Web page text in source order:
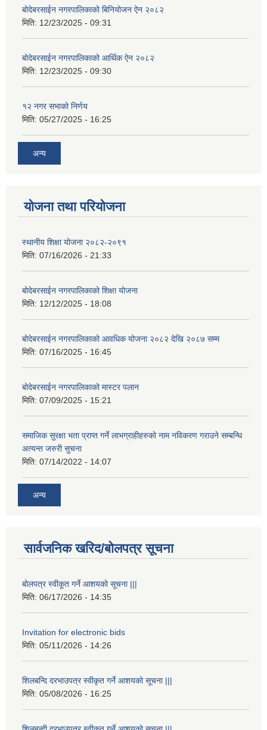
बोदेबरसाईन नगरपालिकाको बिनियोजन ऐन २०८२
मिति: 12/23/2025 - 09:31
बोदेबरसाईन नगरपालिकाको आर्थिक ऐन २०८२
मिति: 12/23/2025 - 09:30
१२ नगर सभाको निर्णय
मिति: 05/27/2025 - 16:25
अन्य
योजना तथा परियोजना
स्थानीय शिक्षा योजना २०८२-२०९१
मिति: 07/16/2026 - 21:33
बोदेबरसाईन नगरपालिकाको शिक्षा योजना
मिति: 12/12/2025 - 18:08
बोदेबरसाईन नगरपालिकाको आवधिक योजना २०८२ देखि २०८७ सम्म
मिति: 07/16/2025 - 16:45
बोदेबरसाईन नगरपालिकाको मास्टर पलान
मिति: 07/09/2025 - 15:21
समाजिक सुरक्षा भता प्राप्त गर्ने लाभग्राहीहरुको नाम नविकरण गराउने सम्बन्धि
अत्यन्त जरुरी सुचना
मिति: 07/14/2022 - 14:07
अन्य
सार्वजनिक खरिद/बोलपत्र सूचना
बोलपत्र स्वीकूत गर्ने आशयको सूचना |||
मिति: 06/17/2026 - 14:35
Invitation for electronic bids
मिति: 05/11/2026 - 14:26
शिलबन्दि दरभाउपत्र स्वीकृत गर्ने आशयको सूचना |||
मिति: 05/08/2026 - 16:25